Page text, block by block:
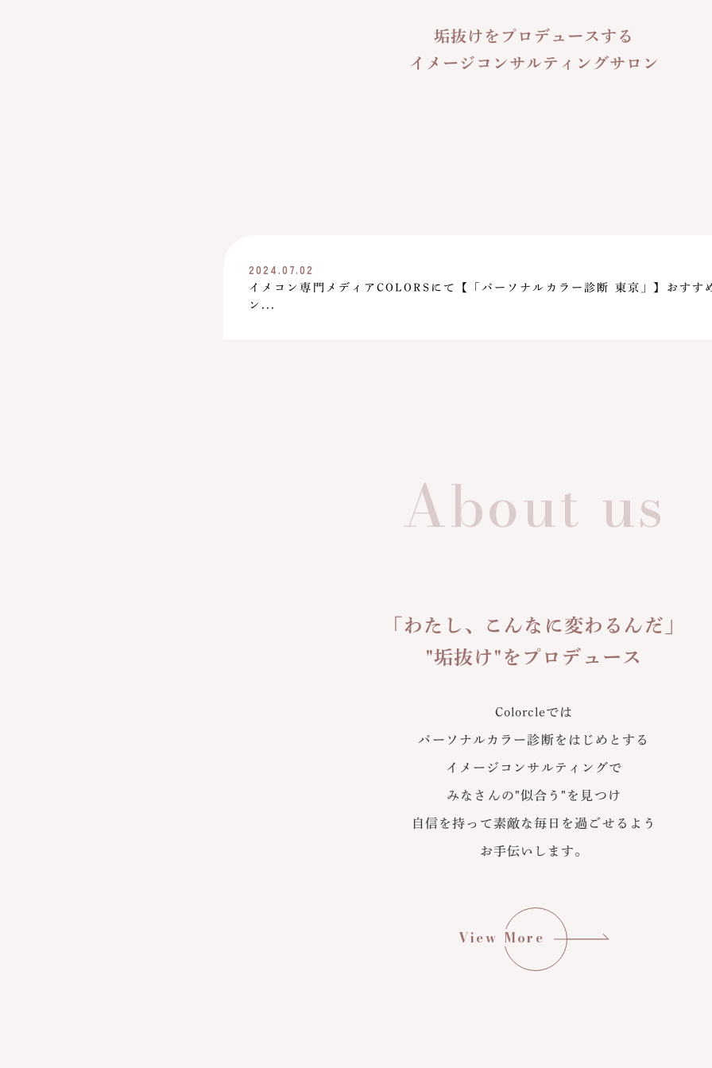
垢抜けをプロデュースする
イメージコンサルティングサロン
2024.07.02
イメコン専門メディアCOLORSにて【「パーソナルカラー診断 東京」】おすす
ン...
About us
「わたし、こんなに変わるんだ」
"垢抜け"をプロデュース
Colorcleでは
パーソナルカラー診断をはじめとする
イメージコンサルティングで
みなさんの"似合う"を見つけ
自信を持って素敵な毎日を過ごせるよう
お手伝いします。
View More